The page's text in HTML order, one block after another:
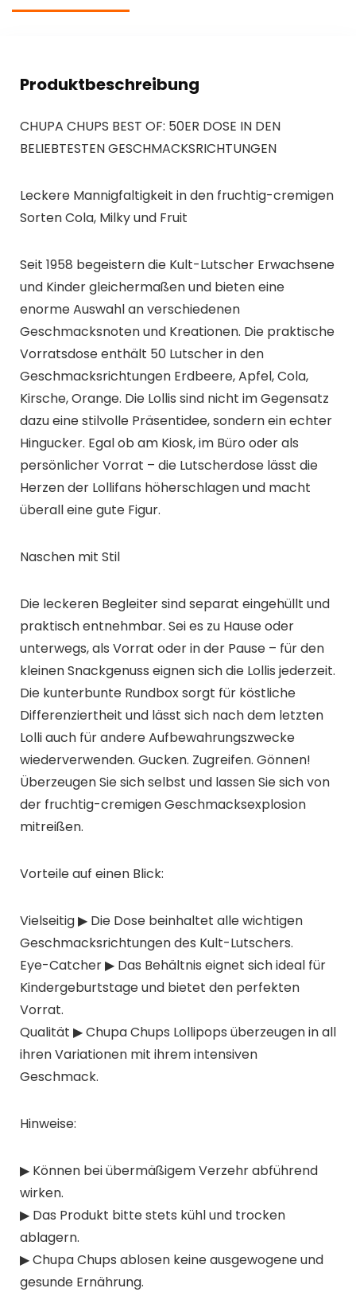
Produktbeschreibung
CHUPA CHUPS BEST OF: 50ER DOSE IN DEN
BELIEBTESTEN GESCHMACKSRICHTUNGEN
Leckere Mannigfaltigkeit in den fruchtig-cremigen
Sorten Cola, Milky und Fruit
Seit 1958 begeistern die Kult-Lutscher Erwachsene
und Kinder gleichermaßen und bieten eine
enorme Auswahl an verschiedenen
Geschmacksnoten und Kreationen. Die praktische
Vorratsdose enthält 50 Lutscher in den
Geschmacksrichtungen Erdbeere, Apfel, Cola,
Kirsche, Orange. Die Lollis sind nicht im Gegensatz
dazu eine stilvolle Präsentidee, sondern ein echter
Hingucker. Egal ob am Kiosk, im Büro oder als
persönlicher Vorrat – die Lutscherdose lässt die
Herzen der Lollifans höherschlagen und macht
überall eine gute Figur.
Naschen mit Stil
Die leckeren Begleiter sind separat eingehüllt und
praktisch entnehmbar. Sei es zu Hause oder
unterwegs, als Vorrat oder in der Pause – für den
kleinen Snackgenuss eignen sich die Lollis jederzeit.
Die kunterbunte Rundbox sorgt für köstliche
Differenziertheit und lässt sich nach dem letzten
Lolli auch für andere Aufbewahrungszwecke
wiederverwenden. Gucken. Zugreifen. Gönnen!
Überzeugen Sie sich selbst und lassen Sie sich von
der fruchtig-cremigen Geschmacksexplosion
mitreißen.
Vorteile auf einen Blick:
Vielseitig ▶ Die Dose beinhaltet alle wichtigen
Geschmacksrichtungen des Kult-Lutschers.
Eye-Catcher ▶ Das Behältnis eignet sich ideal für
Kindergeburtstage und bietet den perfekten
Vorrat.
Qualität ▶ Chupa Chups Lollipops überzeugen in all
ihren Variationen mit ihrem intensiven
Geschmack.
Hinweise:
▶ Können bei übermäßigem Verzehr abführend
wirken.
▶ Das Produkt bitte stets kühl und trocken
ablagern.
▶ Chupa Chups ablosen keine ausgewogene und
gesunde Ernährung.